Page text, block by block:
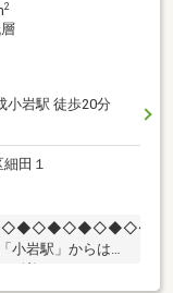
2
小岩駅 徒歩20分
田１
小岩駅」からは